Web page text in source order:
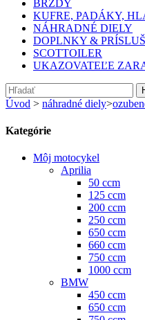
BRZDY
KUFRE, PADÁKY,
NÁHRADNÉ DIELY
DOPLNKY &
SCOTTOILER
UKAZOVATEĽE
Úvod > náhradné diely>
Kategórie
Môj motocykel
Aprilia
50 ccm
125 ccm
200 ccm
250 ccm
650 ccm
660 ccm
750 ccm
1000 ccm
BMW
450 ccm
650 ccm